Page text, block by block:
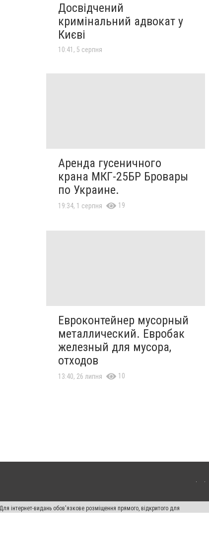
Досвідчений
кримінальний адвокат у
Києві
10:41, 5 серпня
Аренда гусеничного
крана МКГ-25БР Бровары
по Украине.
19:34, 1 серпня 19
Евроконтейнер мусорный
металлический. Евробак
железный для мусора,
отходов
13:40, 26 липня 10
інтернет-видань обов'язкове розміщення прямого, відкритого для